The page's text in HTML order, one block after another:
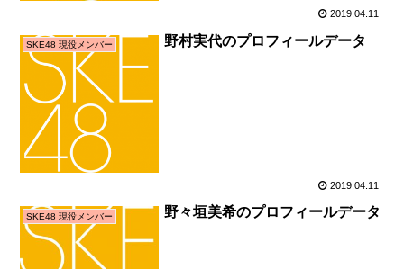
2019.04.11
SKE48 現役メンバー 野村実代のプロフィールデータ
2019.04.11
SKE48 現役メンバー 野々垣美希のプロフィールデータ